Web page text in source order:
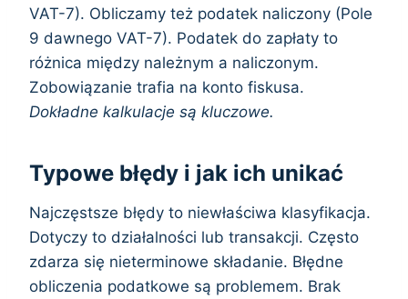
VAT-7). Obliczamy też podatek naliczony (Pole
9 dawnego VAT-7). Podatek do zapłaty to
różnica między należnym a naliczonym.
Zobowiązanie trafia na konto fiskusa.
Dokładne kalkulacje są kluczowe.
Typowe błędy i jak ich unikać
Najczęstsze błędy to niewłaściwa klasyfikacja.
Dotyczy to działalności lub transakcji. Często
zdarza się nieterminowe składanie. Błędne
obliczenia podatkowe są problemem. Brak